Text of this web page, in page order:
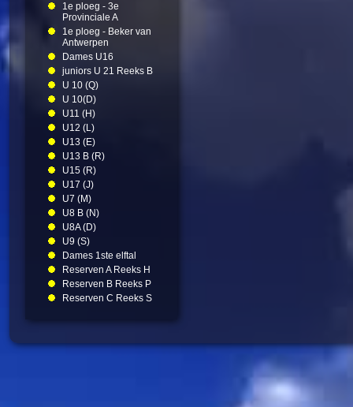
1e ploeg - 3e
Provinciale A
1e ploeg - Beker van
Antwerpen
Dames U16
juniors U 21 Reeks B
U 10 (Q)
U 10(D)
U11 (H)
U12 (L)
U13 (E)
U13 B (R)
U15 (R)
U17 (J)
U7 (M)
U8 B (N)
U8A (D)
U9 (S)
Dames 1ste elftal
Reserven A Reeks H
Reserven B Reeks P
Reserven C Reeks S